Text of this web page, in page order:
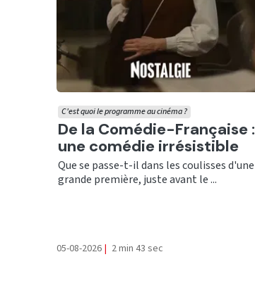
Ecouter
De la Comédie-Française :
une comédie irrésistible
C'est quoi le programme au cinéma ?
Que se passe-t-il dans les coulisses d'une
grande première, juste avant le ...
05-08-2026 | 2 min 43 sec